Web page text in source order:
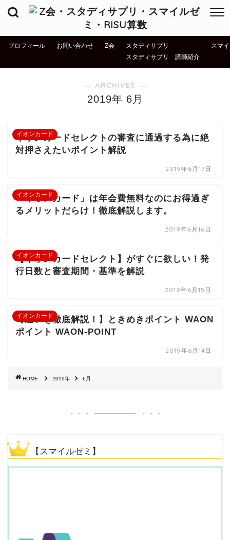
プロフィール お問い合わせ Z会
スタディサプリ
スタディサプリ 講師紹介
スマ
― ARCHIVES ―
2019年 6月
イオンカード
イオンカードセレクトの審査に通過する為に絶
対押さえたいポイント解説
2019年6月17日
イオンカード
「イオンカード」は年会費無料なのにお得過ぎ
るメリットだらけ！徹底解説します。
2019年6月16日
イオンカード
【イオンカードセレクト】がすぐに欲しい！発
行日数と審査期間・基準を解説
2019年6月15日
イオンカード
【違いを徹底解説！】ときめきポイント WAON
ポイント WAON-POINT
2019年6月14日
HOME 2019年 6月
【スマイルゼミ】